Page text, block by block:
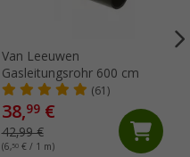
Van Leeuwen
Gasleitungsrohr 600 cm
(61)
38,99€
42,99 €
(6,50€ / 1 m)